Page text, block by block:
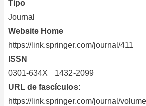
Tipo
Journal
Website Home
https://link.springer.com/journal/411
ISSN
0301-634X
1432-2099
URL de fascículos
https://link.springer.com/journal/